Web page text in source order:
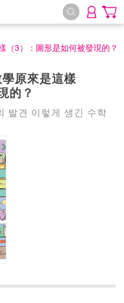
（3）：圖形是如何被發現的？
學原來是這樣
的？
발견 이렇게 생긴 수학